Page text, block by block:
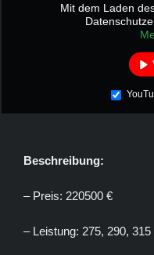
Mit dem Laden
Beschreibung:
– Preis: 220500 €
– Leistung: 275, 290, 315